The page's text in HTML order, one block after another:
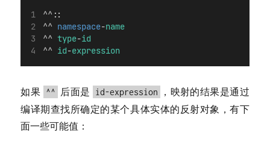
^^::
^^ namespace-name
^^ type-id
^^ id-expression
如果 ^^ 后面是 id-expression
，映射的结果是通过
编译期查找所确定的某个具体实体的反射对象，有下
面一些可能值：